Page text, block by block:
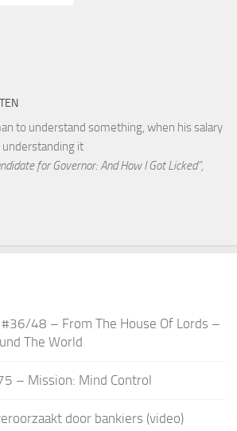
to understand something, when his salary
it
for Governor: And How I Got Licked”,
48 – From The House Of Lords –
The World
– Mission: Mind Control
door bankiers (video)